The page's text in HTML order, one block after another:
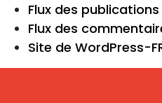
Flux des publications
Flux des
Site de WordPress-